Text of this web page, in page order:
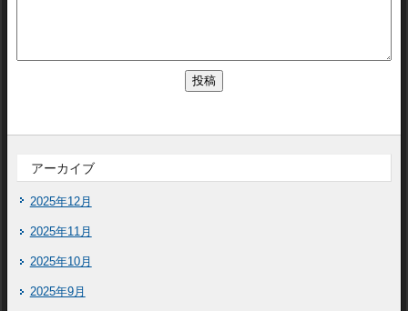
アーカイブ
2025年12月
2025年11月
2025年10月
2025年9月